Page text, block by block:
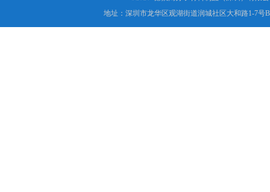
地址：深圳市龙华区观湖街道润城社区大和路1-7号